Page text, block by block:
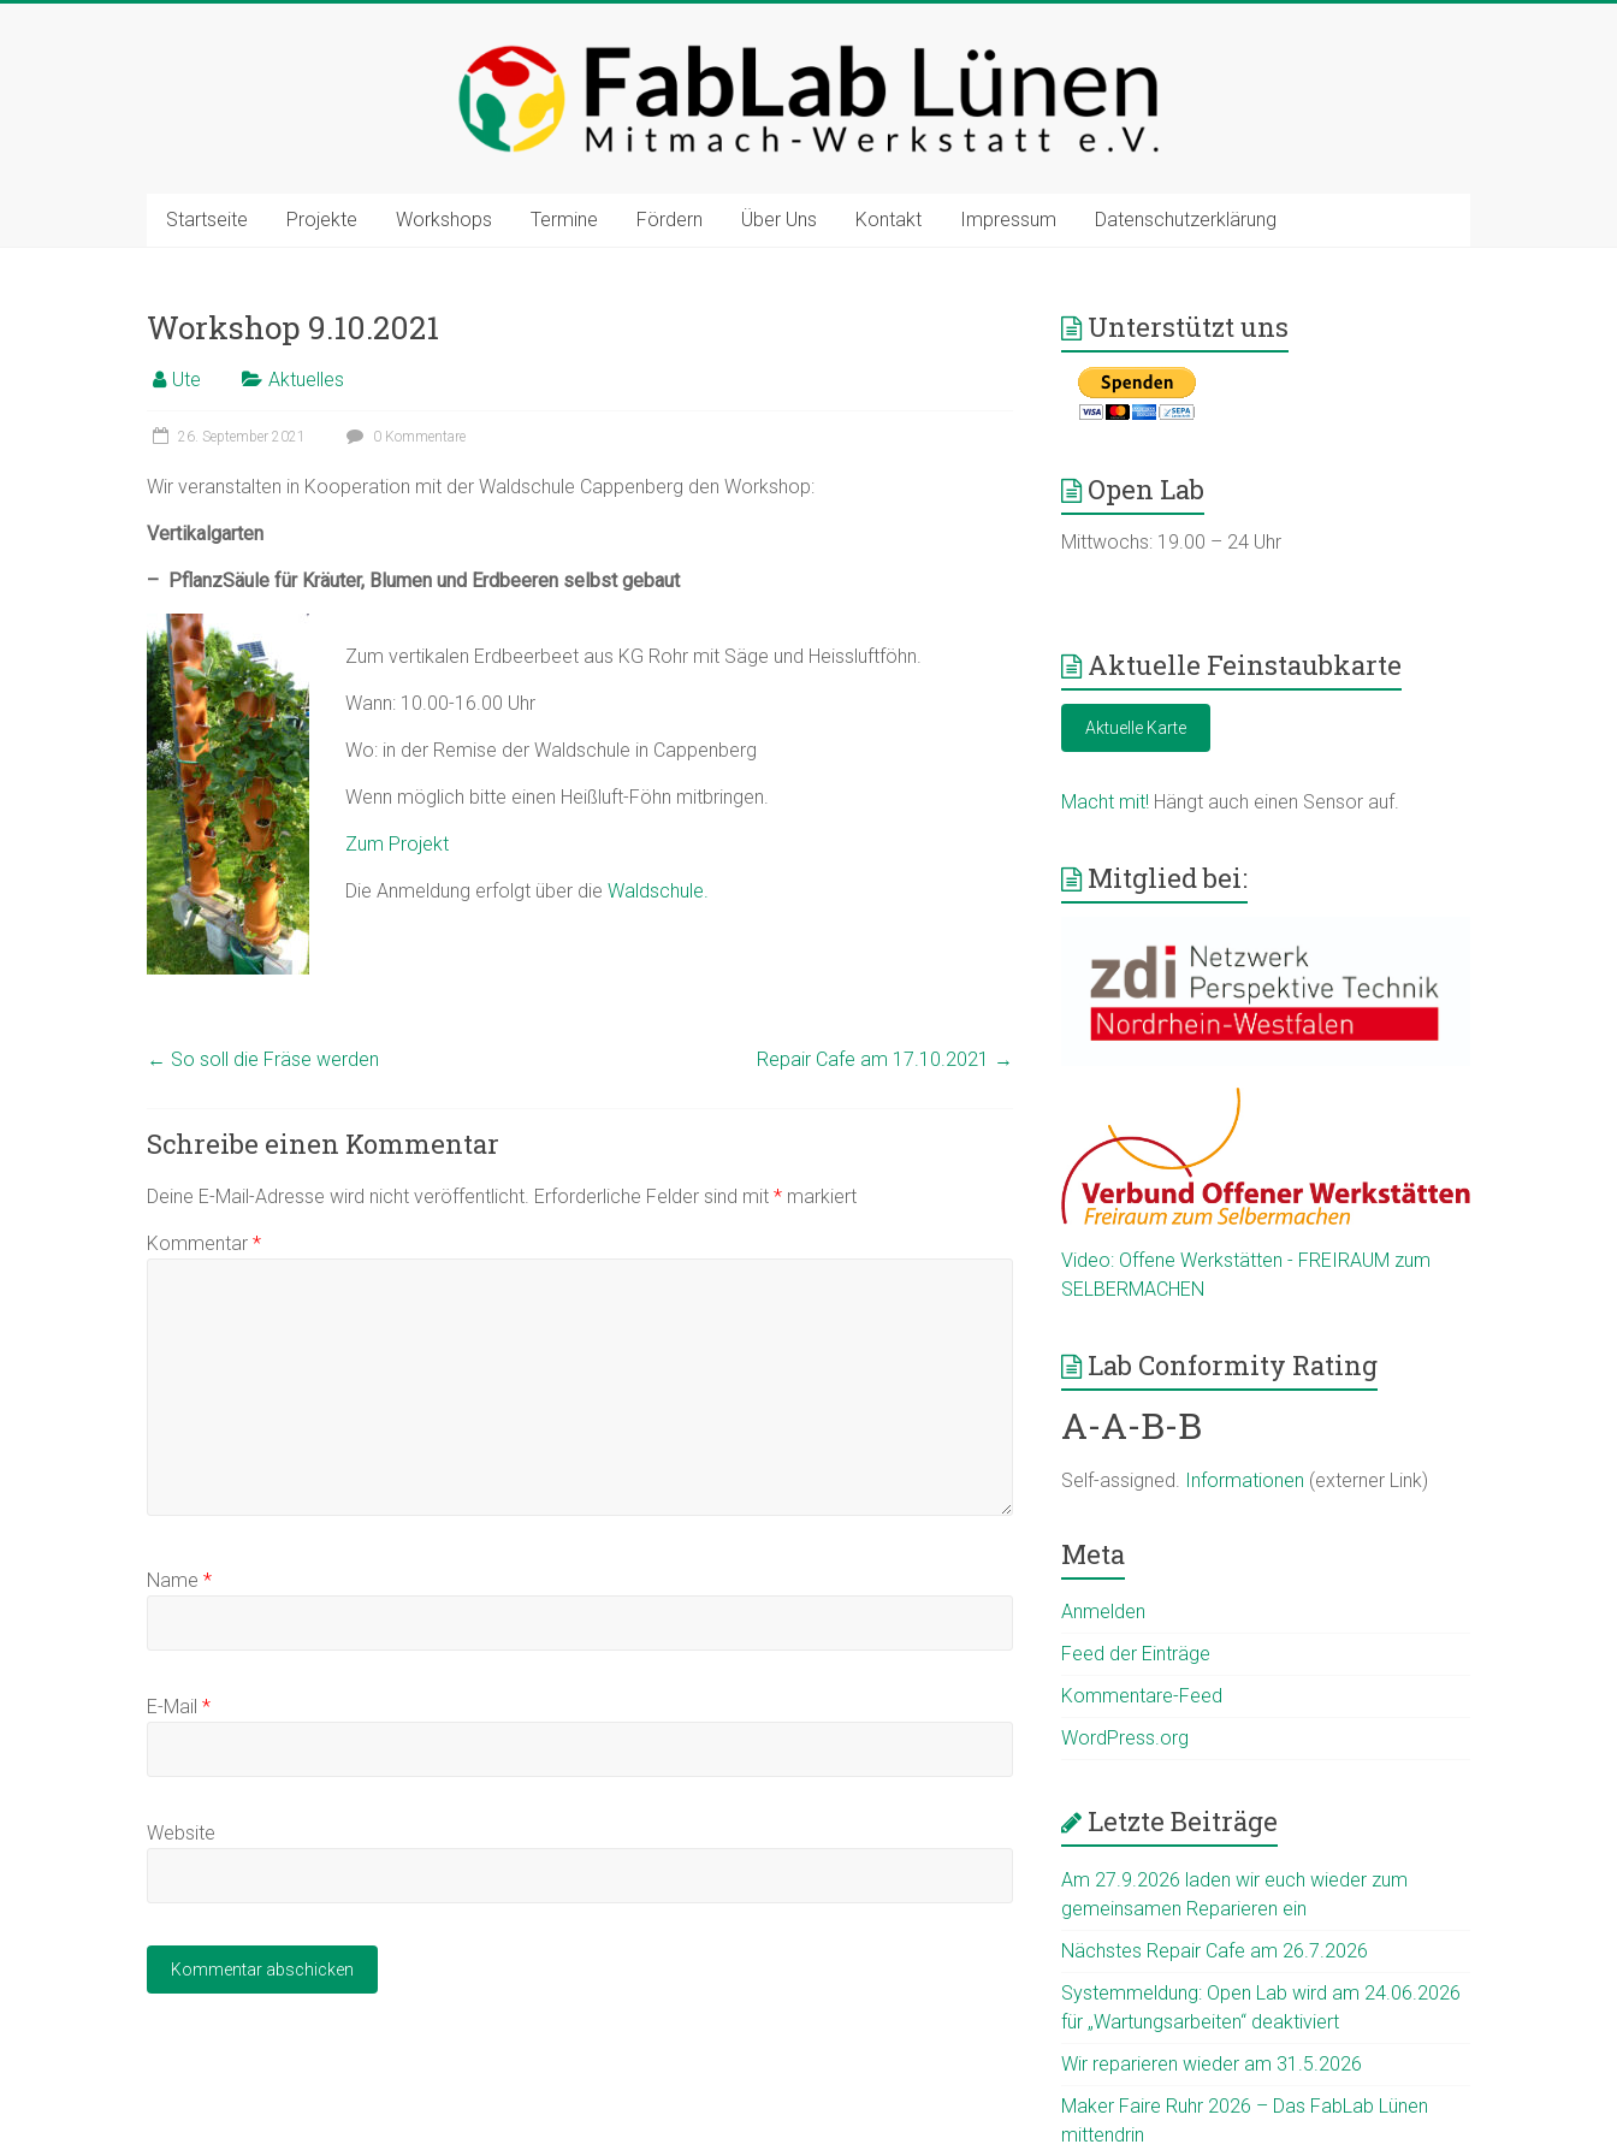
Startseite Projekte Workshops Termine Fördern Über Uns Kontakt Impressum Datenschutzerklärung
Workshop 9.10.2021
Ute Aktuelles
26. September 2021 0 Kommentare
Wir veranstalten in Kooperation mit der Waldschule Cappenberg den Workshop:
Vertikalgarten
– PflanzSäule für Kräuter, Blumen und Erdbeeren selbst gebaut
Zum vertikalen Erdbeerbeet aus KG Rohr mit Säge und Heissluftföhn.
Wann: 10.00-16.00 Uhr
Wo: in der Remise der Waldschule in Cappenberg
Wenn möglich bitte einen Heißluft-Föhn mitbringen.
Zum Projekt
Die Anmeldung erfolgt über die Waldschule.
← So soll die Fräse werden Repair Cafe am 17.10.2021 →
Schreibe einen Kommentar
Deine E-Mail-Adresse wird nicht veröffentlicht. Erforderliche Felder sind mit * markiert
Kommentar *
Name *
E-Mail *
Website
Unterstützt uns
Open Lab
Mittwochs: 19.00 – 24 Uhr
Aktuelle Feinstaubkarte
Aktuelle Karte
Macht mit! Hängt auch einen Sensor auf.
Mitglied bei:
Video: Offene Werkstätten - FREIRAUM zum
SELBERMACHEN
Lab Conformity Rating
A-A-B-B
Self-assigned. Informationen (externer Link)
Meta
Anmelden
Feed der Einträge
Kommentare-Feed
WordPress.org
Letzte Beiträge
Am 27.9.2026 laden wir euch wieder zum
gemeinsamen Reparieren ein
Nächstes Repair Cafe am 26.7.2026
Systemmeldung: Open Lab wird am 24.06.2026
für „Wartungsarbeiten“ deaktiviert
Wir reparieren wieder am 31.5.2026
Maker Faire Ruhr 2026 – Das FabLab Lünen
mittendrin